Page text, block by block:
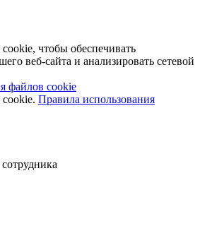
чтобы обеспечивать
веб-сайта и анализировать сетевой
файлов cookie
Правила использования